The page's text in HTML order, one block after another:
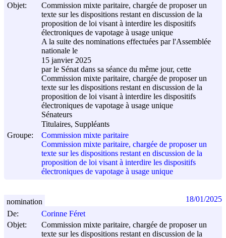
Objet:
Commission mixte paritaire, chargée de proposer un
texte sur les dispositions restant en discussion de la
proposition de loi visant à interdire les dispositifs
électroniques de vapotage à usage unique
A la suite des nominations effectuées par l'Assemblée
nationale le
15 janvier 2025
par le Sénat dans sa séance du même jour, cette
Commission mixte paritaire, chargée de proposer un
texte sur les dispositions restant en discussion de la
proposition de loi visant à interdire les dispositifs
électroniques de vapotage à usage unique
Sénateurs
Titulaires, Suppléants
Groupe:
Commission mixte paritaire
Commission mixte paritaire, chargée de proposer un
texte sur les dispositions restant en discussion de la
proposition de loi visant à interdire les dispositifs
électroniques de vapotage à usage unique
De:
Corinne Féret
Objet:
Commission mixte paritaire, chargée de proposer un
texte sur les dispositions restant en discussion de la
nomination 18/01/2025